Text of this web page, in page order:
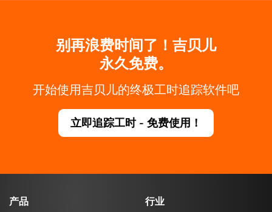
别再浪费时间了！吉贝儿
永久免费。
开始使用吉贝儿的终极工时追踪软件吧
立即追踪工时 - 免费使用！
产品
行业